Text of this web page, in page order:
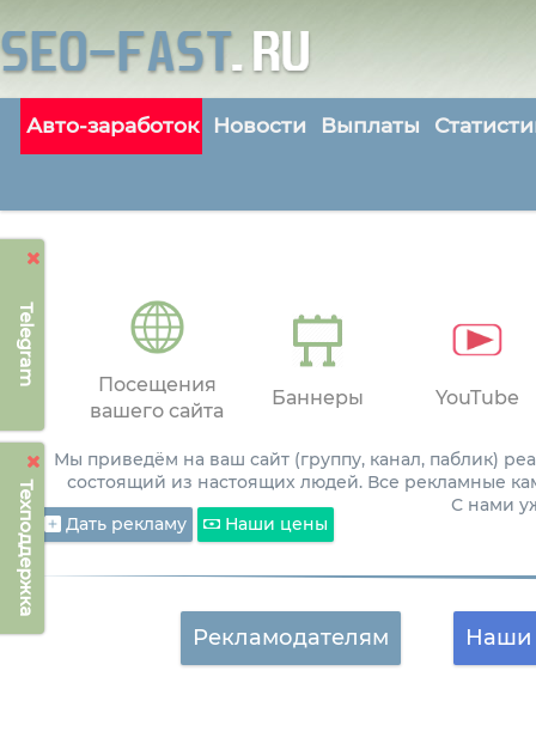
Telegram
Техподдержка
Авто-заработок Новости Выплаты
Посещения
вашего сайта
Баннеры YouTube
Мы приведём на ваш сайт (группу, канал, паблик)
состоящий из настоящих людей. Все рекламные
С нами
Дать рекламу
Наши цены
Рекламодателям Наши